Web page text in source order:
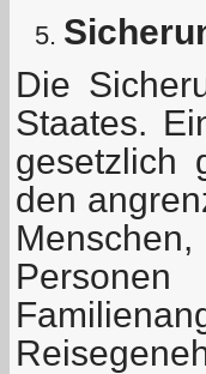
Die
Staates.
gesetzlich
den